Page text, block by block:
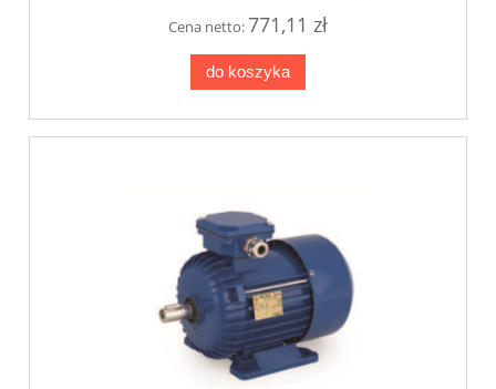
Cena netto:771,11 zł
do koszyka